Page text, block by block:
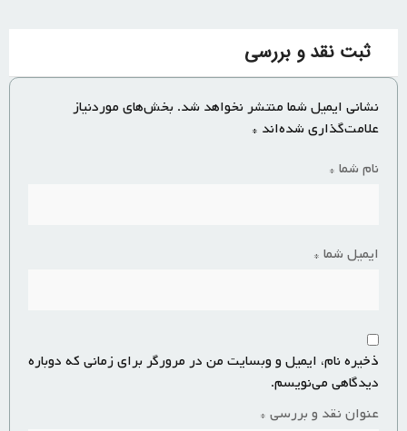
ثبت نقد و بررسی
نشانی ایمیل شما منتشر نخواهد شد. بخش‌های موردنیاز
علامت‌گذاری شده‌اند *
نام شما *
ایمیل شما *
ذخیره نام، ایمیل و وبسایت من در مرورگر برای زمانی که دوباره
دیدگاهی می‌نویسم.
عنوان نقد و بررسی *